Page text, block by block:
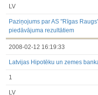
LV
Paziņojums par AS "Rīgas
piedāvājuma rezultātiem
2008-02-12 16:19:33
Latvijas Hipotēku un zemes
1
LV